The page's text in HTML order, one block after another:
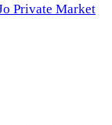
Private Market